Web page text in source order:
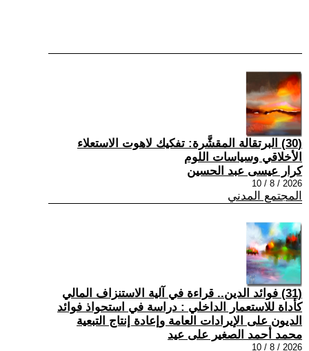
(30) البرتقالة المقشَّرة: تفكيك لاهوت الاستعلاء
الأخلاقي وسياسات اللوم
كرار عيسى عبد الحسين
2026 / 8 / 10
المجتمع المدني
(31) فوائد الدين.. قراءة في آلية الاستنزاف المالي
كأداة للاستعمار الداخلي : دراسة في استحواذ فوائد
الديون على الإيرادات العامة وإعادة إنتاج التبعية
محمد أحمد الصغير على عيد
2026 / 8 / 10